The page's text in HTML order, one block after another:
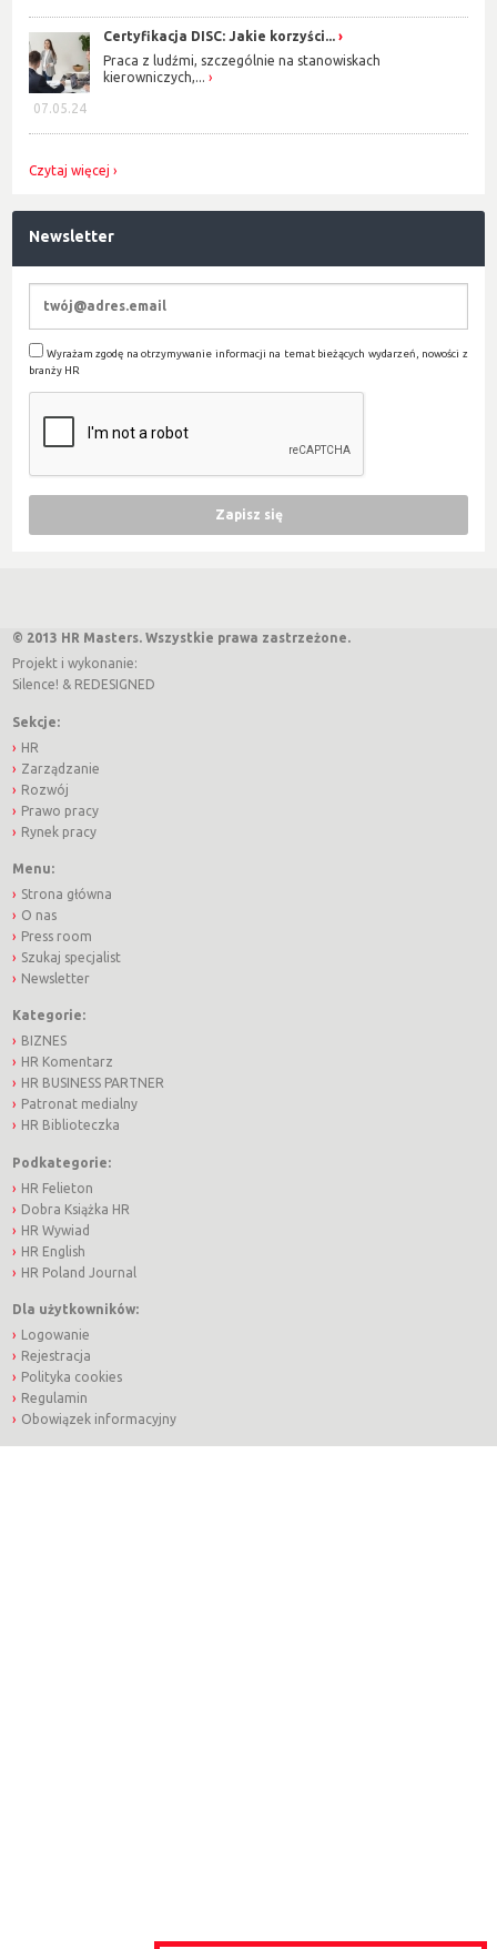
07.05.24
Certyfikacja DISC: Jakie korzyści...
Praca z ludźmi, szczególnie na stanowiskach
kierowniczych,...
Czytaj więcej
Newsletter
Wyrażam zgodę na otrzymywanie informacji na temat bieżących wydarzeń, nowości z
branży HR
© 2013 HR Masters. Wszystkie prawa zastrzeżone.
Projekt i wykonanie:
Silence! & REDESIGNED
Sekcje:
HR
Zarządzanie
Rozwój
Prawo pracy
Rynek pracy
Menu:
Strona główna
O nas
Press room
Szukaj specjalist
Newsletter
Kategorie:
BIZNES
HR Komentarz
HR BUSINESS PARTNER
Patronat medialny
HR Biblioteczka
Podkategorie:
HR Felieton
Dobra Książka HR
HR Wywiad
HR English
HR Poland Journal
Dla użytkowników:
Logowanie
Rejestracja
Polityka cookies
Regulamin
Obowiązek informacyjny